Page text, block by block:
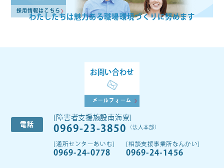
採用情報はこちら
わたしたちは魅力ある職場環境づくりに努めます
お問い合わせ
メールフォーム
電話
[障害者支援施設南海寮]
0969-23-3850 （法人本部）
[通所センターあいむ]
0969-24-0778
[相談支援事業所なんかい]
0969-24-1456